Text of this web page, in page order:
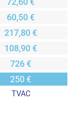
60,50 €
217,80 €
108,90 €
726 €
250 €
TVAC